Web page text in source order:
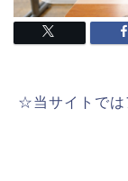
☆当サイトでは